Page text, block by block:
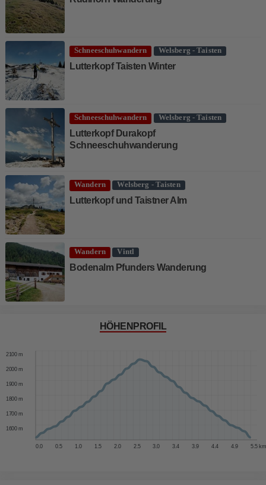
Schneeschuhwandern Welsberg - Taisten
Lutterkopf Taisten Winter
Schneeschuhwandern Welsberg - Taisten
Lutterkopf Durakopf
Schneeschuhwanderung
Wandern Welsberg - Taisten
Lutterkopf und Taistner Alm
Wandern Vintl
Bodenalm Pfunders Wanderung
HÖHENPROFIL
0.0 0.5 1.0 1.5 2.0 2.5 3.0 3.4 3.9 4.4 4.9 5.5 km
1600 m
1700 m
1800 m
1900 m
2000 m
2100 m